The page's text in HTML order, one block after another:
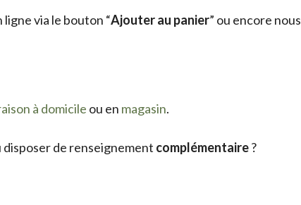
via le bouton “Ajouter au panier” ou encore nous
à domicile ou en magasin.
de renseignement complémentaire?